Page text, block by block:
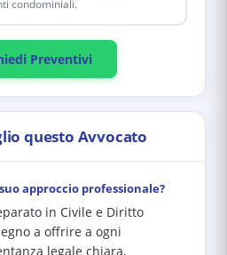
condominiali.
Preventivi
questo Avvocato
approccio professionale?
in Civile e Diritto
a offrire a ogni
legale chiara,